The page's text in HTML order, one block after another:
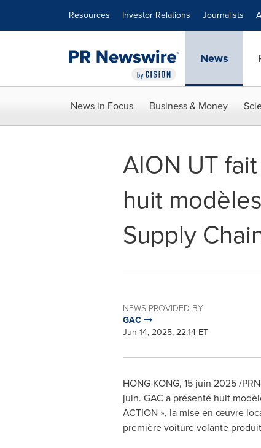
Resources Investor Relations Journalists
News
News in Focus Business & Money
AION UT
huit
Supply
NEWS PROVIDED BY
GAC
Jun 14, 2025, 22:14 ET
HONG KONG, 15 juin 2025/
juin. GAC a présenté huit
ACTION », la mise en œuvre
première voiture volante